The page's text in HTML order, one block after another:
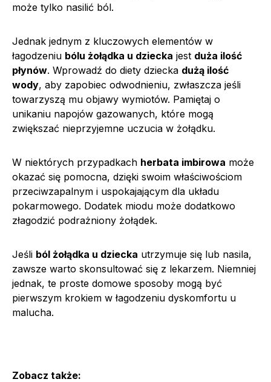
może tylko nasilić ból.
Jednak jednym z kluczowych elementów w
łagodzeniu bólu żołądka u dziecka jest duża ilość
płynów. Wprowadź do diety dziecka dużą ilość
wody, aby zapobiec odwodnieniu, zwłaszcza jeśli
towarzyszą mu objawy wymiotów. Pamiętaj o
unikaniu napojów gazowanych, które mogą
zwiększać nieprzyjemne uczucia w żołądku.
W niektórych przypadkach herbata imbirowa może
okazać się pomocna, dzięki swoim właściwościom
przeciwzapalnym i uspokajającym dla układu
pokarmowego. Dodatek miodu może dodatkowo
złagodzić podrażniony żołądek.
Jeśli ból żołądka u dziecka utrzymuje się lub nasila,
zawsze warto skonsultować się z lekarzem. Niemniej
jednak, te proste domowe sposoby mogą być
pierwszym krokiem w łagodzeniu dyskomfortu u
malucha.
Zobacz także: